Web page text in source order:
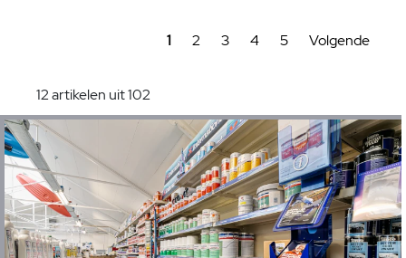
1 2 3 4 5 Volgende
12 artikelen uit 102